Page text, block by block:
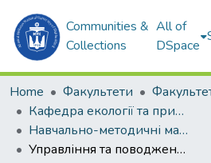
Communities &
Collections
All of
DSpace
Home Факультети
Кафедра екології та природоохоронних технологій (Е та ПТ)
Навчально-методичні матеріали (Е та ПТ)
Управління та поводження з муніципальними відходами